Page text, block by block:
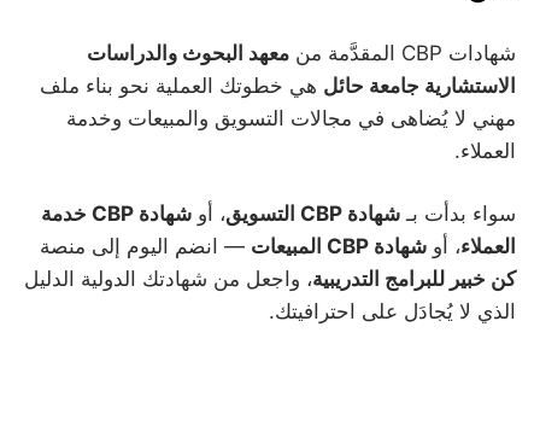
شهادات CBP المقدَّمة من
معهد البحوث والدراسات
الاستشارية جامعة حائل هي خطوتك العملية نحو بناء ملف
مهني لا يُضاهى في مجالات التسويق والمبيعات وخدمة
العملاء.
سواء بدأت بـ شهادة CBP التسويق ، أو
شهادة CBP خدمة
العملاء، أو شهادة CBP المبيعات
— انضم اليوم إلى منصة
كن خبير للبرامج التدريبية، واجعل من شهادتك الدولية الدليل
الذي لا يُجادَل على احترافيتك.